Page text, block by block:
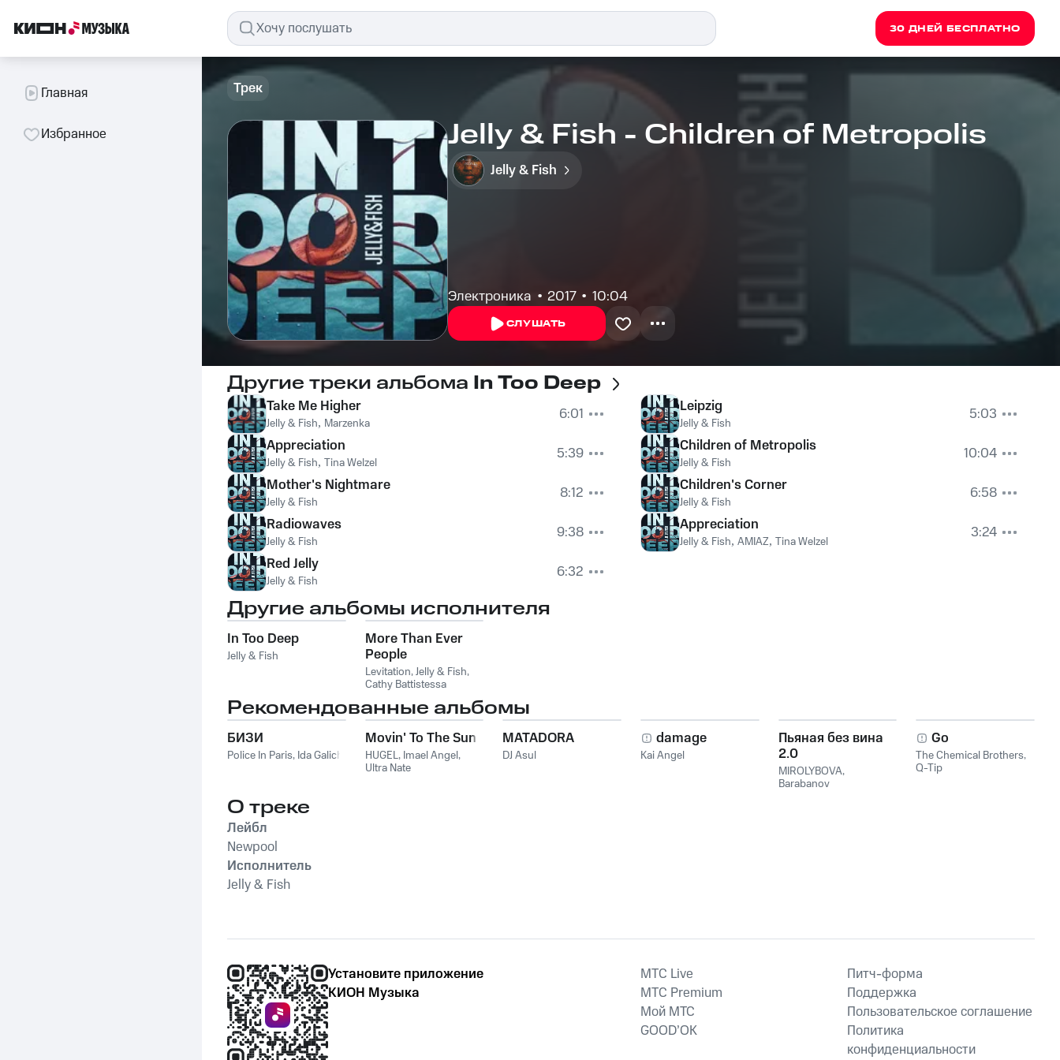
30 ДНЕЙ БЕСПЛАТНО
Главная
Избранное
Трек
Jelly & Fish - Children of Metropolis
Jelly & Fish
Электроника 2017 10:04
СЛУШАТЬ
Другие треки альбома In Too Deep
Take Me Higher
Jelly & Fish, Marzenka
6:01
Appreciation
Jelly & Fish, Tina Welzel
5:39
Mother's Nightmare
Jelly & Fish
8:12
Radiowaves
Jelly & Fish
9:38
Red Jelly
Jelly & Fish 6:32
Leipzig
Jelly & Fish
5:03
Children of Metropolis
Jelly & Fish
10:04
Children's Corner
Jelly & Fish
6:58
Appreciation
Jelly & Fish, AMIAZ, Tina Welzel 3:24
Другие альбомы исполнителя
In Too Deep
Jelly & Fish
More Than Ever
People
Levitation,Jelly & Fish,
Cathy Battistessa
Рекомендованные альбомы
БИЗИ
Police In Paris, Ida Galich
Movin' To The Sun
HUGEL, Imael Angel,
Ultra Nate
MATADORA
DJ Asul
damage
Kai Angel
Пьяная без вина
2.0
MIROLYBOVA,
Barabanov
Go
The Chemical Brothers,
Q-Tip
О треке
Лейбл
Newpool
Исполнитель
Jelly & Fish
Установите приложение
КИОН Музыка
MTС Live
MTС Premium
Мой МТС
GOOD’OK
Питч-форма
Поддержка
Пользовательское соглашение
Политика
конфиденциальности